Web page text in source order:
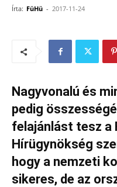
Írta: FüHü - 2017-11-24
Nagyvonalú és
pedig
felajánlást tesz a
Hírügynökség
hogy a nemzeti
sikeres, de az